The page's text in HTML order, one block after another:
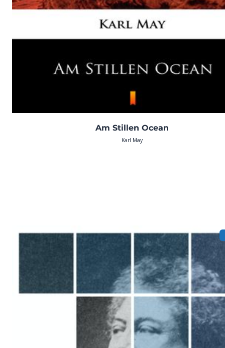
Am Stillen Ocean
Karl May